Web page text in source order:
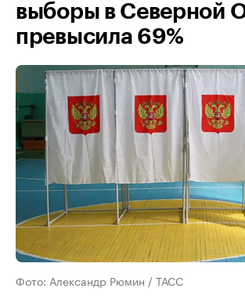
выборы в Северной
превысила 69%
Фото: Александр Рюмин / ТАСС